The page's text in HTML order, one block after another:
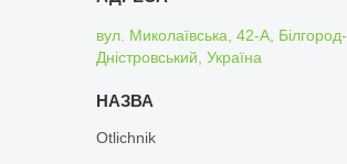
вул. Миколаївська, 42-А, Білгород-
Дністровський, Україна
Otlichnik